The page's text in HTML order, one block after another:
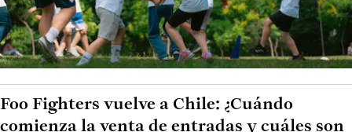
Foo Fighters vuelve a Chile: ¿Cuándo
comienza la venta de entradas y cuáles son